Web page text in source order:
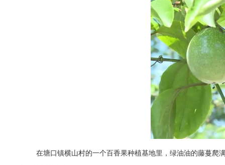
在塘口镇横山村的一个百香果种植基地里，绿油油的藤蔓爬